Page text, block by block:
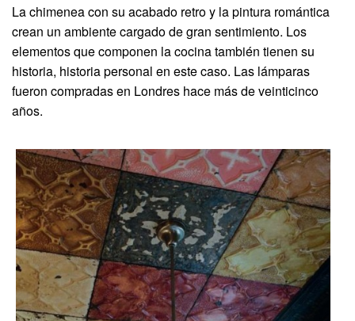
La chimenea con su acabado retro y la pintura romántica
crean un ambiente cargado de gran sentimiento. Los
elementos que componen la cocina también tienen su
historia, historia personal en este caso. Las lámparas
fueron compradas en Londres hace más de veinticinco
años.